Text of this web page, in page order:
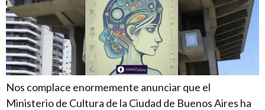
Nos complace enormemente anunciar que el
Ministerio de Cultura de la Ciudad de Buenos Aires ha